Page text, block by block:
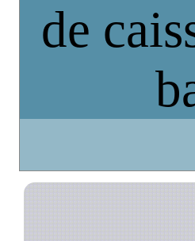
de